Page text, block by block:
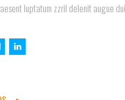
luptatum zzril delenit augue